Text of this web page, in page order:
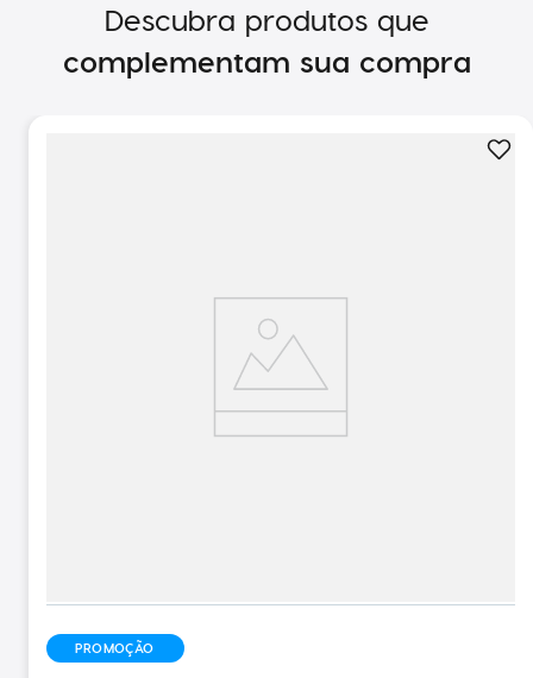
Descubra produtos que
complementam sua compra
PROMOÇÃO